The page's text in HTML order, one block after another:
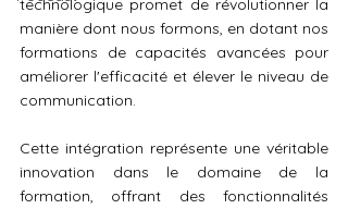
technologique promet de révolutionner la
manière dont nous formons, en dotant nos
formations de capacités avancées pour
améliorer l'efficacité et élever le niveau de
communication.
Cette intégration représente une véritable
innovation dans le domaine de la
formation, offrant des fonctionnalités